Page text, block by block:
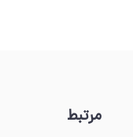
مرتبط